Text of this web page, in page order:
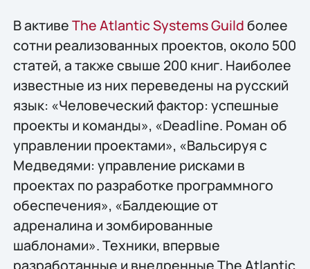
В активеThe Atlantic Systems Guildболее
сотни реализованных проектов, около 500
статей, а также свыше 200 книг. Наиболее
известные из них переведены на русский
язык: «Человеческий фактор: успешные
проекты и команды», «Deadline. Роман об
управлении проектами», «Вальсируя с
Медведями: управление рисками в
проектах по разработке программного
обеспечения», «Балдеющие от
адреналина и зомбированные
шаблонами». Техники, впервые
разработанные и внедренные The Atlantic